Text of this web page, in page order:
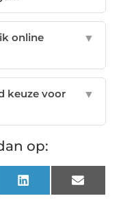
online
▼
keuze voor
▼
op:
LinkedIn Email